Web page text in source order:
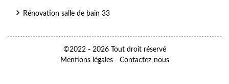
Rénovation salle de bain 33
©2022 - 2026 Tout droit réservé
Mentions légales- Contactez-nous